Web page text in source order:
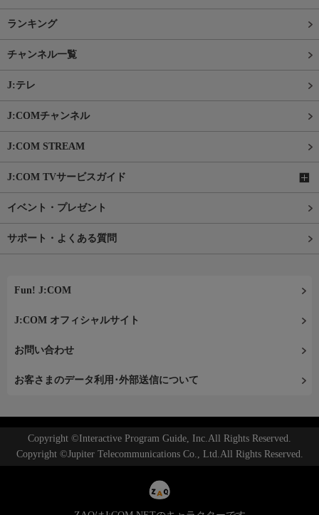
ランキング
チャンネル一覧
J:テレ
J:COMチャンネル
J:COM STREAM
J:COM TVサービスガイド
イベント・プレゼント
サポート・よくある質問
Fun! J:COM
J:COM オフィシャルサイト
お問い合わせ
お客さまのデータ利用･外部送信について
Copyright ©Interactive Program Guide, Inc.All Rights Reserved.
Copyright ©Jupiter Telecommunications Co., Ltd.All Rights Reserved.